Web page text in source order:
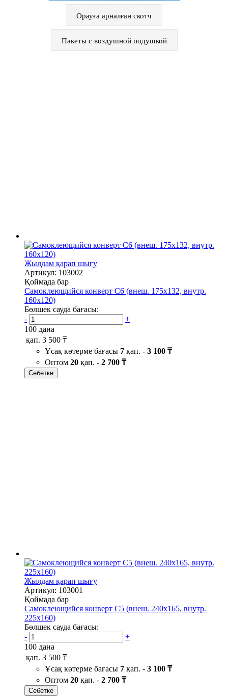
Орауға арналған скотч
Пакеты с воздушной подушкой
Жылдам қарап шығу
Артикул: 103002
Қоймада бар
Самоклеющийся конверт С6 (внеш. 175х132, внутр.
160х120)
Бөлшек сауда бағасы:
-
+
100 дана
қап. 3 500 ₸
Ұсақ көтерме бағасы 7 қап. - 3 100 ₸
Оптом 20 қап. - 2 700 ₸
Себетке
Жылдам қарап шығу
Артикул: 103001
Қоймада бар
Самоклеющийся конверт С5 (внеш. 240х165, внутр.
225х160)
Бөлшек сауда бағасы:
-
+
100 дана
қап. 3 500 ₸
Ұсақ көтерме бағасы 7 қап. - 3 100 ₸
Оптом 20 қап. - 2 700 ₸
Себетке